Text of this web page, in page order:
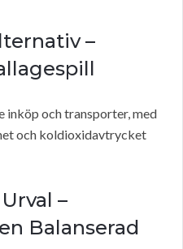
–
inköp och transporter, med
och koldioxidavtrycket
–
Balanserad